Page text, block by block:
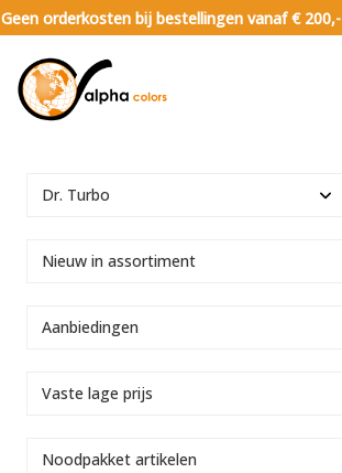
Geen orderkosten bij bestellingen vanaf € 200,-
Dr. Turbo
Nieuw in assortiment
Aanbiedingen
Vaste lage prijs
Noodpakket artikelen